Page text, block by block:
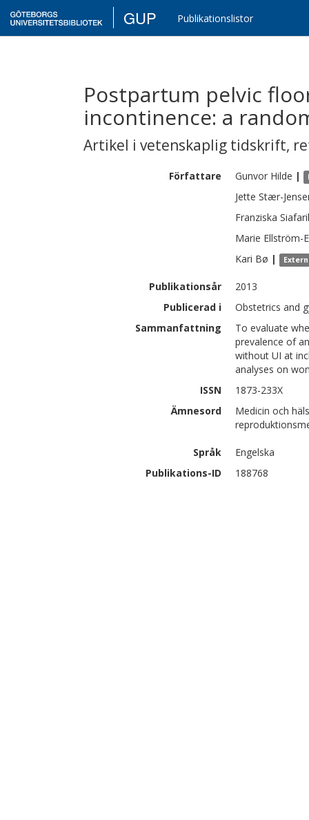
GUP Publikationslistor
Postpartum pelvic
incontinence: a
Artikel i vetenskaplig tidskrift,
Författare Gunvor Hilde |
Jette Stær-
Franziska
Marie Ellström-
Kari Bø | Extern
Publikationsår
2013
Publicerad i
Obstetrics and
Sammanfattning
To evaluate
prevalence of
without UI at
analyses on
ISSN
1873-233X
Ämnesord
Medicin och
Språk
Engelska
Publikations-ID
188768